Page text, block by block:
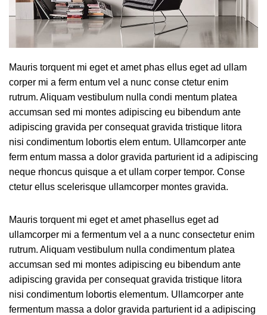
Mauris torquent mi eget et amet phas ellus eget ad ullam
corper mi a ferm entum vel a nunc conse ctetur enim
rutrum. Aliquam vestibulum nulla condi mentum platea
accumsan sed mi montes adipiscing eu bibendum ante
adipiscing gravida per consequat gravida tristique litora
nisi condimentum lobortis elem entum. Ullamcorper ante
ferm entum massa a dolor gravida parturient id a adipiscing
neque rhoncus quisque a et ullam corper tempor. Conse
ctetur ellus scelerisque ullamcorper montes gravida.
Mauris torquent mi eget et amet phasellus eget ad
ullamcorper mi a fermentum vel a a nunc consectetur enim
rutrum. Aliquam vestibulum nulla condimentum platea
accumsan sed mi montes adipiscing eu bibendum ante
adipiscing gravida per consequat gravida tristique litora
nisi condimentum lobortis elementum. Ullamcorper ante
fermentum massa a dolor gravida parturient id a adipiscing